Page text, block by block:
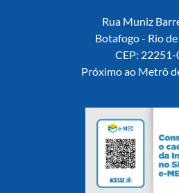
Rua Muniz
Botafogo - Rio
CEP:
Próximo ao Metrô